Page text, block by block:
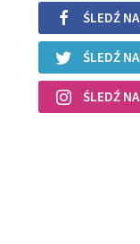
ŚLEDŹ
ŚLEDŹ
ŚLEDŹ